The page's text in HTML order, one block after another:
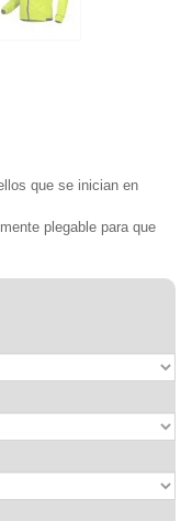
que se inician en
plegable para que